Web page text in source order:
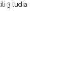
3 ľudia